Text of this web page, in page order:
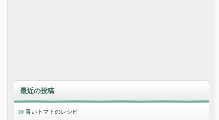
最近の投稿
青いトマトのレシピ